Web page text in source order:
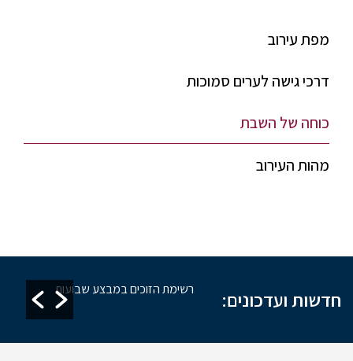
מפת עירוב
דרכי גישה לערים סמוכות
כוחה של השבת
מהות העירוב
חדשות ועדכונים: רשימת הזוכים במבצע שבועות